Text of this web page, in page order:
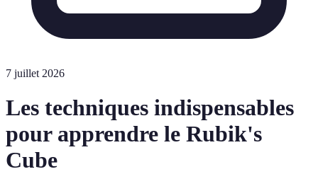
7 juillet 2026
Les techniques indispensables
pour apprendre le Rubik's
Cube